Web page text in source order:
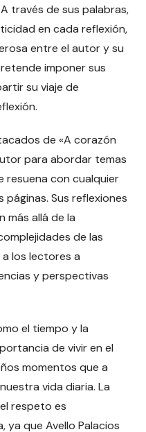
través de sus palabras,
en cada reflexión,
entre el autor y su
imponer sus
su viaje de
de «A corazón
para abordar temas
resuena con cualquier
páginas. Sus reflexiones
más allá de la
de las
los lectores a
y perspectivas
el tiempo y la
de vivir en el
momentos que a
vida diaria. La
respeto es
que Avello Palacios